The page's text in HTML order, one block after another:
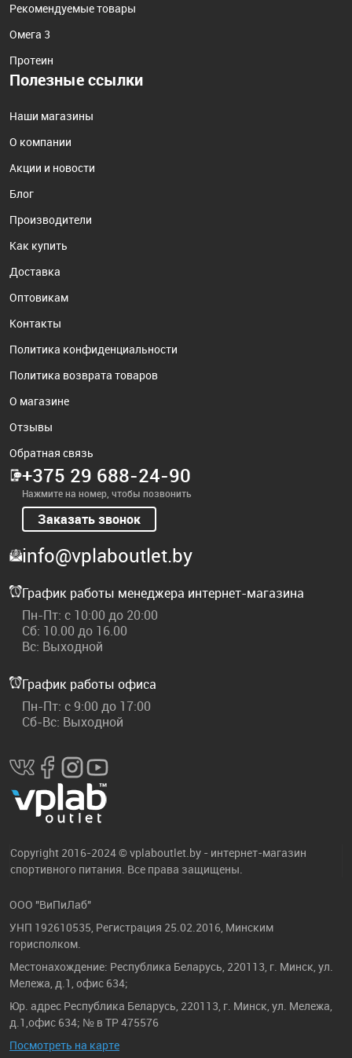
Рекомендуемые товары
Омега 3
Протеин
Полезные ссылки
Наши магазины
О компании
Акции и новости
Блог
Производители
Как купить
Доставка
Оптовикам
Контакты
Политика конфиденциальности
Политика возврата товаров
О магазине
Отзывы
Обратная связь
+375 29 688-24-90
Нажмите на номер, чтобы позвонить
Заказать звонок
info@vplaboutlet.by
График работы менеджера интернет-магазина
Пн-Пт: с 10:00 до 20:00
Сб: 10.00 до 16.00
Вс: Выходной
График работы офиса
Пн-Пт: с 9:00 до 17:00
Сб-Вс: Выходной
Copyright 2016-2024 © vplaboutlet.by - интернет-магазин
спортивного питания. Все права защищены.
ООО "ВиПиЛаб"
УНП 192610535, Регистрация 25.02.2016, Минским
горисполком.
Местонахождение: Республика Беларусь, 220113, г. Минск, ул.
Мележа, д.1, офис 634;
Юр. адрес Республика Беларусь, 220113, г. Минск, ул. Мележа,
д.1,офис 634; № в ТР 475576
Посмотреть на карте